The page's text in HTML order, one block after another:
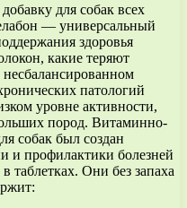
для собак всех
— универсальный
здоровья
какие теряют
патологий
уровне активности,
пород. Витаминно-
собак был создан
и профилактики болезней
таблетках. Они без запаха